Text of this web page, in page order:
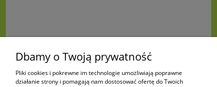
Dbamy o Twoją prywatność
Pliki cookies i pokrewne im technologie umożliwiają poprawne
działanie strony i pomagają nam dostosować ofertę do Twoich